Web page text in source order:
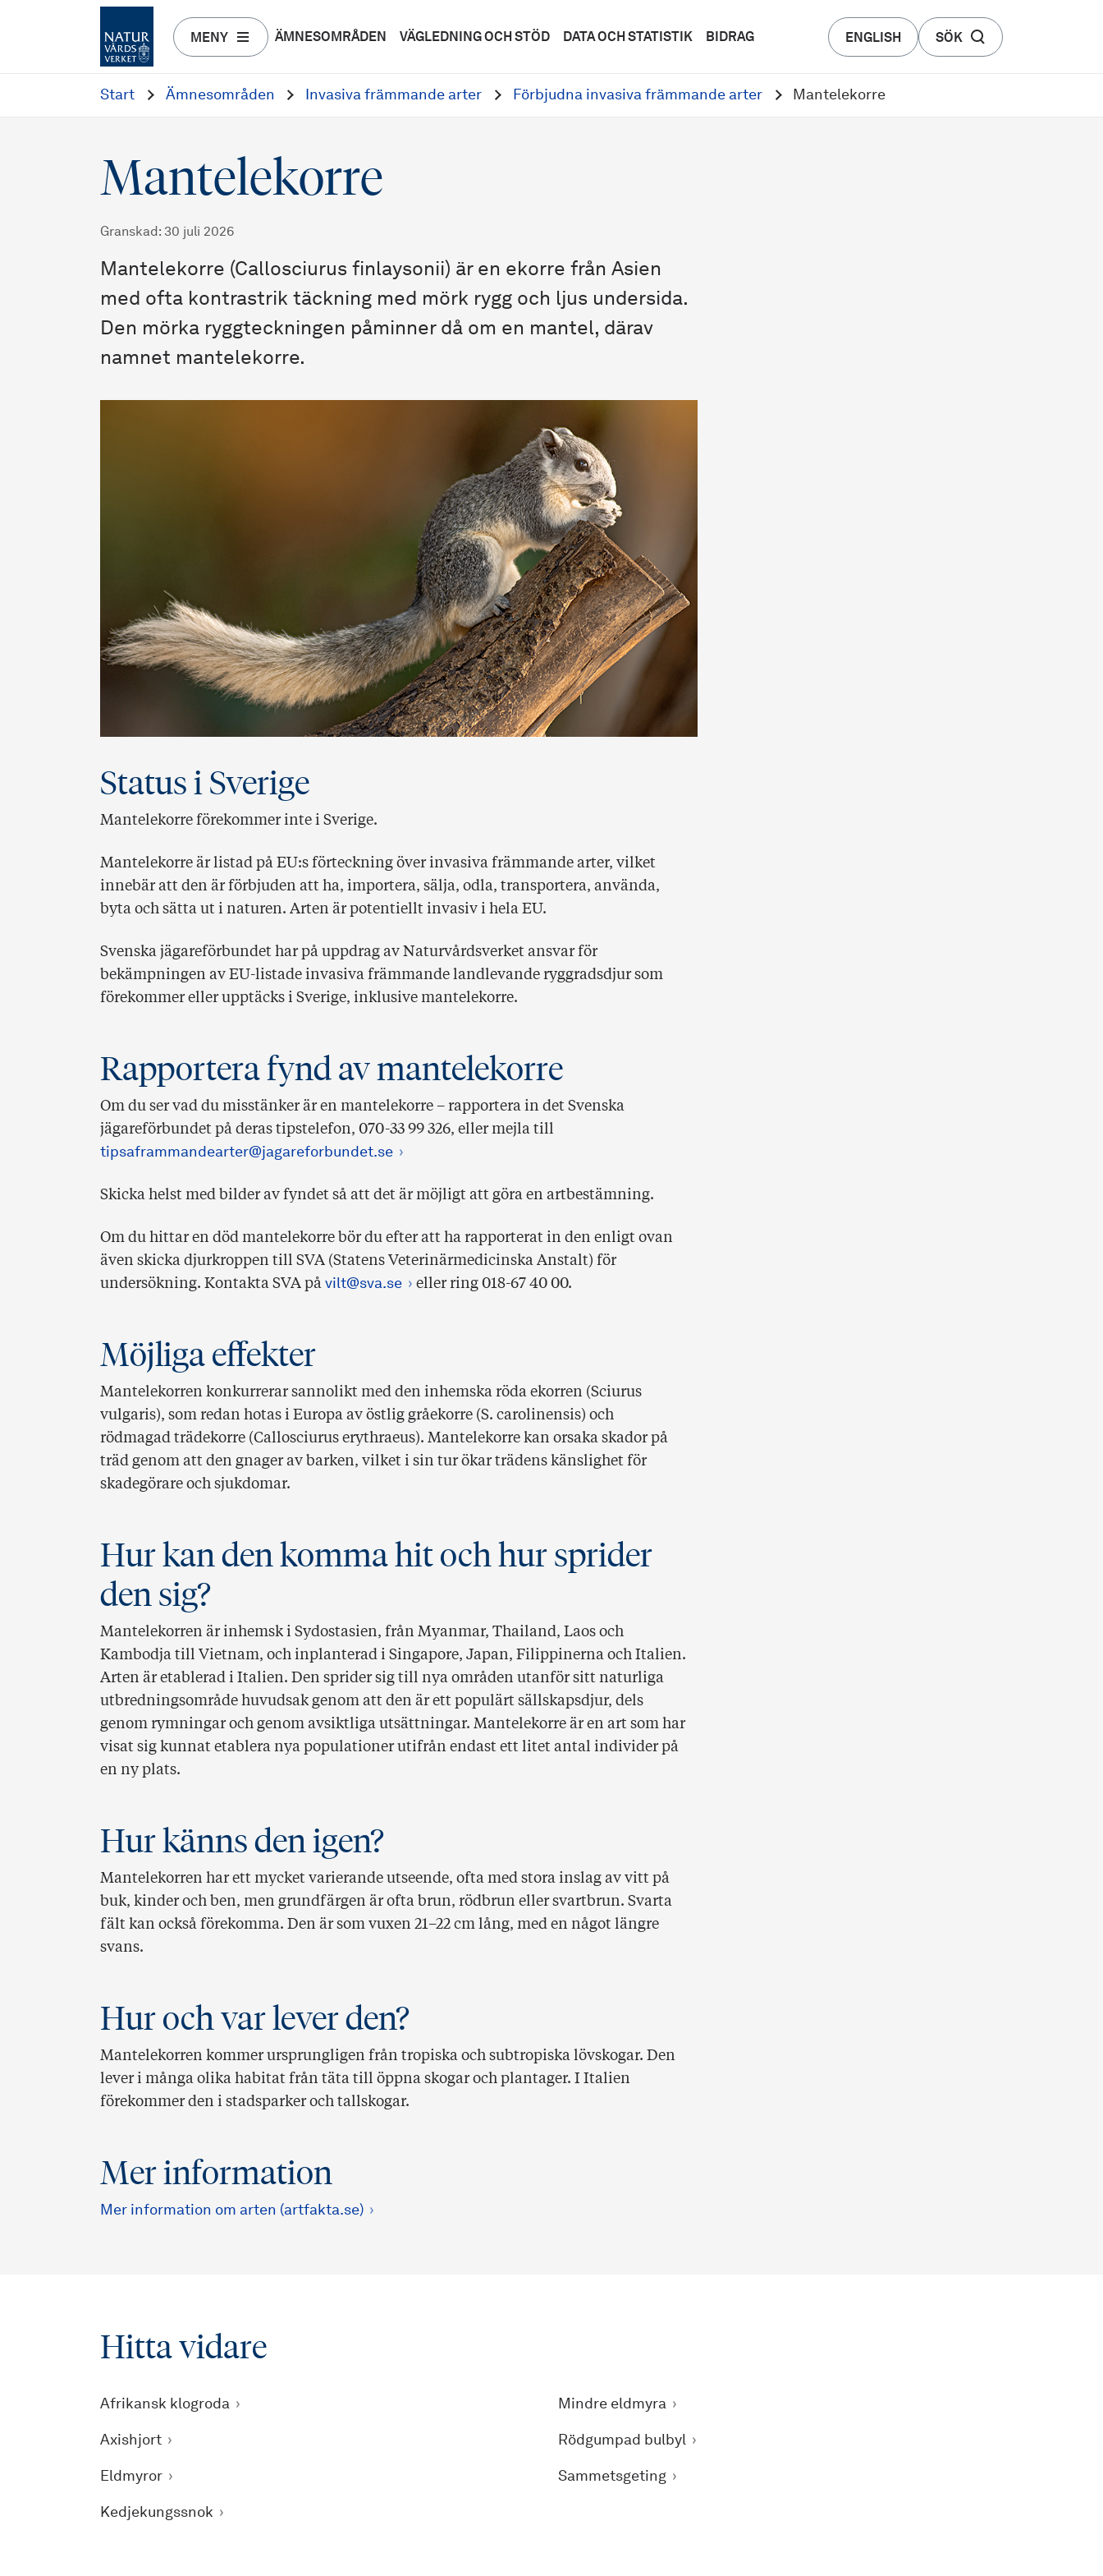
MENY ÄMNESOMRÅDEN VÄGLEDNING OCH STÖD DATA OCH STATISTIK BIDRAG ENGLISH SÖK
Start Ämnesområden Invasiva främmande arter Förbjudna invasiva främmande arter Mantelekorre
Mantelekorre
Granskad : 30 juli 2026
Mantelekorre (Callosciurus finlaysonii) är en ekorre från Asien
med ofta kontrastrik täckning med mörk rygg och ljus undersida.
Den mörka ryggteckningen påminner då om en mantel, därav
namnet mantelekorre.
Status i Sverige
Mantelekorre förekommer inte i Sverige.
Mantelekorre är listad på EU:s förteckning över invasiva främmande arter, vilket
innebär att den är förbjuden att ha, importera, sälja, odla, transportera, använda,
byta och sätta ut i naturen. Arten är potentiellt invasiv i hela EU.
Svenska jägareförbundet har på uppdrag av Naturvårdsverket ansvar för
bekämpningen av EU-listade invasiva främmande landlevande ryggradsdjur som
förekommer eller upptäcks i Sverige, inklusive mantelekorre.
Rapportera fynd av mantelekorre
Om du ser vad du misstänker är en mantelekorre – rapportera in det Svenska
jägareförbundet på deras tipstelefon, 070-33 99 326, eller mejla till
tipsaframmandearter@jagareforbundet.se
Skicka helst med bilder av fyndet så att det är möjligt att göra en artbestämning.
Om du hittar en död mantelekorre bör du efter att ha rapporterat in den enligt ovan
även skicka djurkroppen till SVA (Statens Veterinärmedicinska Anstalt) för
undersökning. Kontakta SVA på vilt@sva.se eller ring 018-67 40 00.
Möjliga effekter
Mantelekorren konkurrerar sannolikt med den inhemska röda ekorren (Sciurus
vulgaris), som redan hotas i Europa av östlig gråekorre (S. carolinensis) och
rödmagad trädekorre (Callosciurus erythraeus). Mantelekorre kan orsaka skador på
träd genom att den gnager av barken, vilket i sin tur ökar trädens känslighet för
skadegörare och sjukdomar.
Hur kan den komma hit och hur sprider
den sig?
Mantelekorren är inhemsk i Sydostasien, från Myanmar, Thailand, Laos och
Kambodja till Vietnam, och inplanterad i Singapore, Japan, Filippinerna och Italien.
Arten är etablerad i Italien. Den sprider sig till nya områden utanför sitt naturliga
utbredningsområde huvudsak genom att den är ett populärt sällskapsdjur, dels
genom rymningar och genom avsiktliga utsättningar. Mantelekorre är en art som har
visat sig kunnat etablera nya populationer utifrån endast ett litet antal individer på
en ny plats.
Hur känns den igen?
Mantelekorren har ett mycket varierande utseende, ofta med stora inslag av vitt på
buk, kinder och ben, men grundfärgen är ofta brun, rödbrun eller svartbrun. Svarta
fält kan också förekomma. Den är som vuxen 21–22 cm lång, med en något längre
svans.
Hur och var lever den?
Mantelekorren kommer ursprungligen från tropiska och subtropiska lövskogar. Den
lever i många olika habitat från täta till öppna skogar och plantager. I Italien
förekommer den i stadsparker och tallskogar.
Mer information
Mer information om arten (artfakta.se)
Hitta vidare
Afrikansk klogroda
Axishjort
Eldmyror
Kedjekungssnok
Mindre eldmyra
Rödgumpad bulbyl
Sammetsgeting